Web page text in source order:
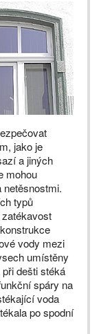
jako je
a jiných
mohou
netěsnostmi.
typů
vody mezi
umístěny
dešti stéká
spáry na
voda
po spodní